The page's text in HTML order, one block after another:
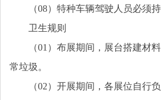
（08）特种车辆驾驶人员必须
卫生规则
（01）布展期间，展台搭建材
常垃圾。
（02）开展期间，各展位自行